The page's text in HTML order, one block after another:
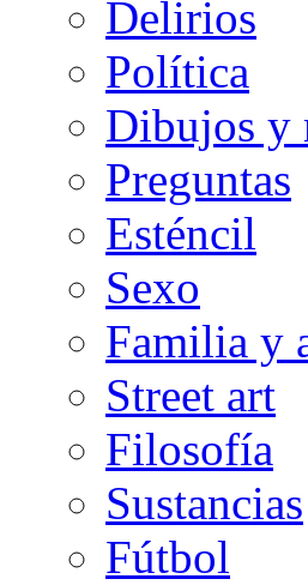
Delirios
Política
Dibujos y
Preguntas
Esténcil
Sexo
Familia y
Street art
Filosofía
Sustancias
Fútbol